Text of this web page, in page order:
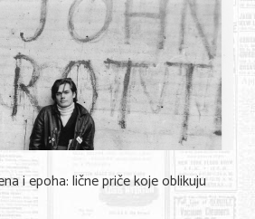
i epoha: lične priče koje oblikuju